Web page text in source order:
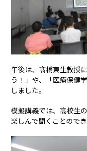
午後は、髙橋東生教授
う！」や、「医療保健
しました。
模擬講義では、高校生
楽しんで聞くことので